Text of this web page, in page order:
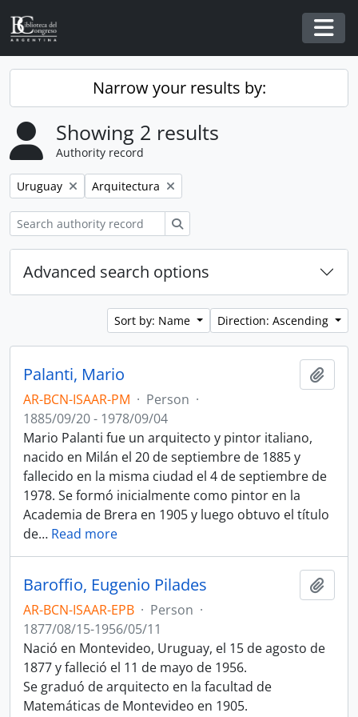
Skip to main content
Narrow your results by:
Showing 2 results
Authority record
Remove filter:
Uruguay Remove filter:
Arquitectura
Advanced search options
Sort by: Name Direction: Ascending
Palanti, Mario
AR-BCN-ISAAR-PM · Person ·
1885/09/20 - 1978/09/04
Mario Palanti fue un arquitecto y pintor italiano,
nacido en Milán el 20 de septiembre de 1885 y
fallecido en la misma ciudad el 4 de septiembre de
1978. Se formó inicialmente como pintor en la
Academia de Brera en 1905 y luego obtuvo el título
de… Read more
Baroffio, Eugenio Pilades
AR-BCN-ISAAR-EPB · Person ·
1877/08/15-1956/05/11
Nació en Montevideo, Uruguay, el 15 de agosto de
1877 y falleció el 11 de mayo de 1956.
Se graduó de arquitecto en la facultad de
Matemáticas de Montevideo en 1905.